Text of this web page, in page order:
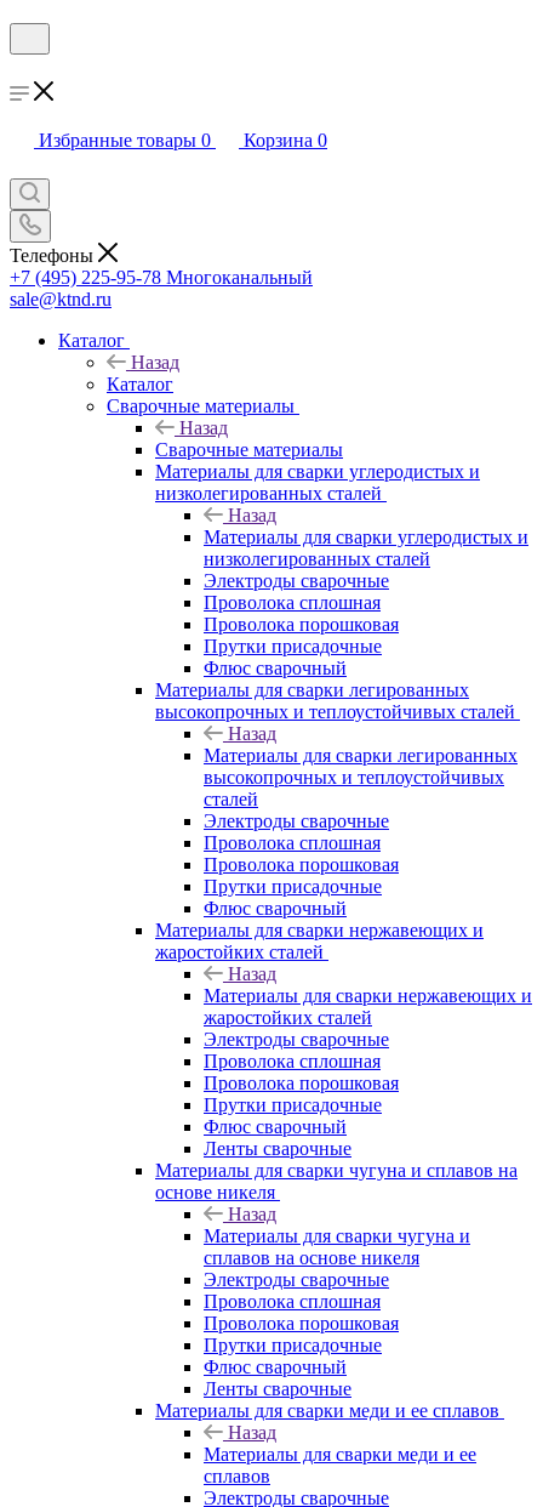
Избранные товары 0 Корзина 0
Телефоны
+7 (495) 225-95-78 Многоканальный
sale@ktnd.ru
Каталог
Назад
Каталог
Сварочные материалы
Назад
Сварочные материалы
Материалы для сварки углеродистых и
низколегированных сталей
Назад
Материалы для сварки углеродистых и
низколегированных сталей
Электроды сварочные
Проволока сплошная
Проволока порошковая
Прутки присадочные
Флюс сварочный
Материалы для сварки легированных
высокопрочных и теплоустойчивых сталей
Назад
Материалы для сварки легированных
высокопрочных и теплоустойчивых
сталей
Электроды сварочные
Проволока сплошная
Проволока порошковая
Прутки присадочные
Флюс сварочный
Материалы для сварки нержавеющих и
жаростойких сталей
Назад
Материалы для сварки нержавеющих и
жаростойких сталей
Электроды сварочные
Проволока сплошная
Проволока порошковая
Прутки присадочные
Флюс сварочный
Ленты сварочные
Материалы для сварки чугуна и сплавов на
основе никеля
Назад
Материалы для сварки чугуна и
сплавов на основе никеля
Электроды сварочные
Проволока сплошная
Проволока порошковая
Прутки присадочные
Флюс сварочный
Ленты сварочные
Материалы для сварки меди и ее сплавов
Назад
Материалы для сварки меди и ее
сплавов
Электроды сварочные